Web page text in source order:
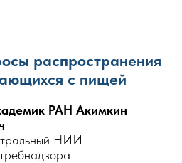
распространения
с пищей
РАН Акимкин
НИИ